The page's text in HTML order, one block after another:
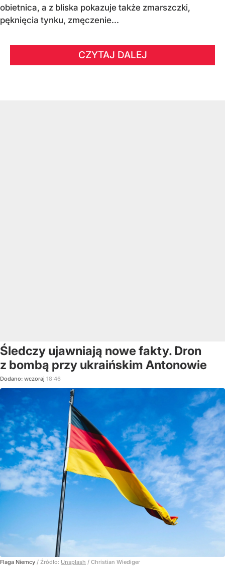
obietnica, a z bliska pokazuje także zmarszczki,
pęknięcia tynku, zmęczenie...
CZYTAJ DALEJ
Śledczy ujawniają nowe fakty. Dron
z bombą przy ukraińskim Antonowie
Dodano: wczoraj 18:46
Flaga Niemcy / Źródło: Unsplash / Christian Wiediger